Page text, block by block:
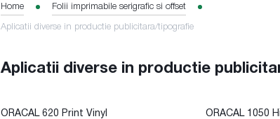
Home Folii imprimabile serigrafic si offset
Aplicatii diverse in productie publicitara/tipografie
Aplicatii diverse in productie
ORACAL 620 Print Vinyl ORACAL 1050